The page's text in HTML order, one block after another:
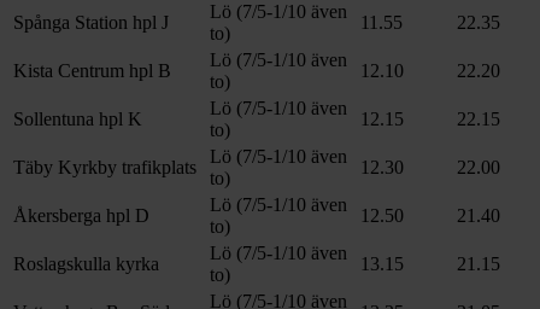
Spånga Station hpl J
Lö (7/5-1/10 även
to)
11.55 22.35
Kista Centrum hpl B
Lö (7/5-1/10 även
to)
12.10 22.20
Sollentuna hpl K
Lö (7/5-1/10 även
to)
12.15 22.15
Täby Kyrkby trafikplats
Lö (7/5-1/10 även
to)
12.30 22.00
Åkersberga hpl D
Lö (7/5-1/10 även
to)
12.50 21.40
Roslagskulla kyrka
Lö (7/5-1/10 även
to)
13.15 21.15
Lö (7/5-1/10 även